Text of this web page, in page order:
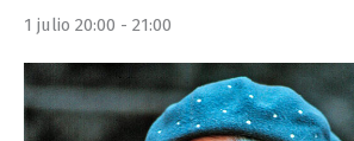
1 julio 20:00 - 21:00